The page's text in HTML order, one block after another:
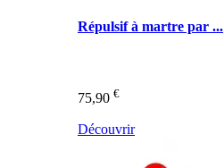
Répulsif à martre par ...
75,90 €
Découvrir